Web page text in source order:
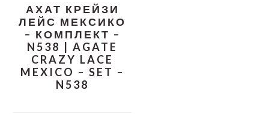
АХАТ КРЕЙЗИ
ЛЕЙС МЕКСИКО
– КОМПЛЕКТ –
N538 | AGATE
CRAZY LACE
MEXICO – SET –
N538